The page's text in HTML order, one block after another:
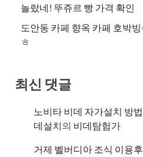
놀랐네! 뚜쥬르 빵 가격 확인
도안동 카페 향옥 카페 호박
ㅎ
최신 댓글
노비타 비데 자가설치 방
데설치의 비데탐험가
거제 벨버디아 조식 이용